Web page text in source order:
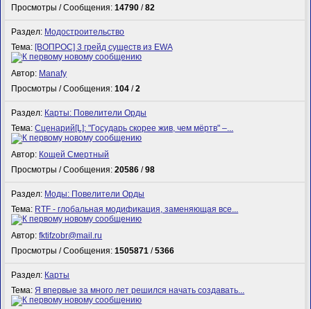
Просмотры / Сообщения:14790 /82
Раздел: Модостроительство
Тема: [ВОПРОС] 3 грейд существ из EWA
Автор: Manafy
Просмотры / Сообщения:104 /2
Раздел: Карты: Повелители Орды
Тема:Сценарий[L]: "Государь скорее жив, чем мёртв" –...
Автор: Кощей Смертный
Просмотры / Сообщения:20586 /98
Раздел: Моды: Повелители Орды
Тема: RTF - глобальная модификация, заменяющая все...
Автор:fktifzobr@mail.ru
Просмотры / Сообщения:1505871 /5366
Раздел: Карты
Тема:Я впервые за много лет решился начать создавать...